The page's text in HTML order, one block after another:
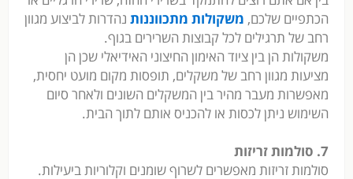
הכתפיים שלכם, משקולות מתכווננות נהדרות לביצוע מגוון
רחב של תרגילים לכל קבוצות השרירים בגוף.
משקולות הן בין ציוד האימון החיצוני האידיאלי שכן הן
מציעות מגוון רחב של משקלים, תופסות מקום מועט יחסית,
מאפשרות מעבר מהיר בין המשקלים השונים ולאחר סיום
השימוש ניתן לכסות או להכניס אותם לתוך הבית.
7. סולמות זריזות
סולמות זריזות מאפשרים לשרוף שומנים וקלוריות ביעילות.